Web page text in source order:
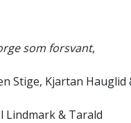
som forsvant,
Stige, Kjartan Hauglid
Lindmark & Tarald